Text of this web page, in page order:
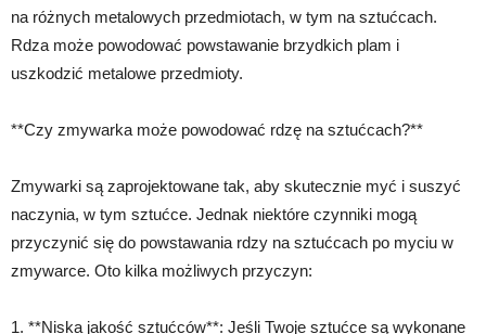
na różnych metalowych przedmiotach, w tym na sztućcach.
Rdza może powodować powstawanie brzydkich plam i
uszkodzić metalowe przedmioty.
**Czy zmywarka może powodować rdzę na sztućcach?**
Zmywarki są zaprojektowane tak, aby skutecznie myć i suszyć
naczynia, w tym sztućce. Jednak niektóre czynniki mogą
przyczynić się do powstawania rdzy na sztućcach po myciu w
zmywarce. Oto kilka możliwych przyczyn:
1. **Niska jakość sztućców**: Jeśli Twoje sztućce są wykonane